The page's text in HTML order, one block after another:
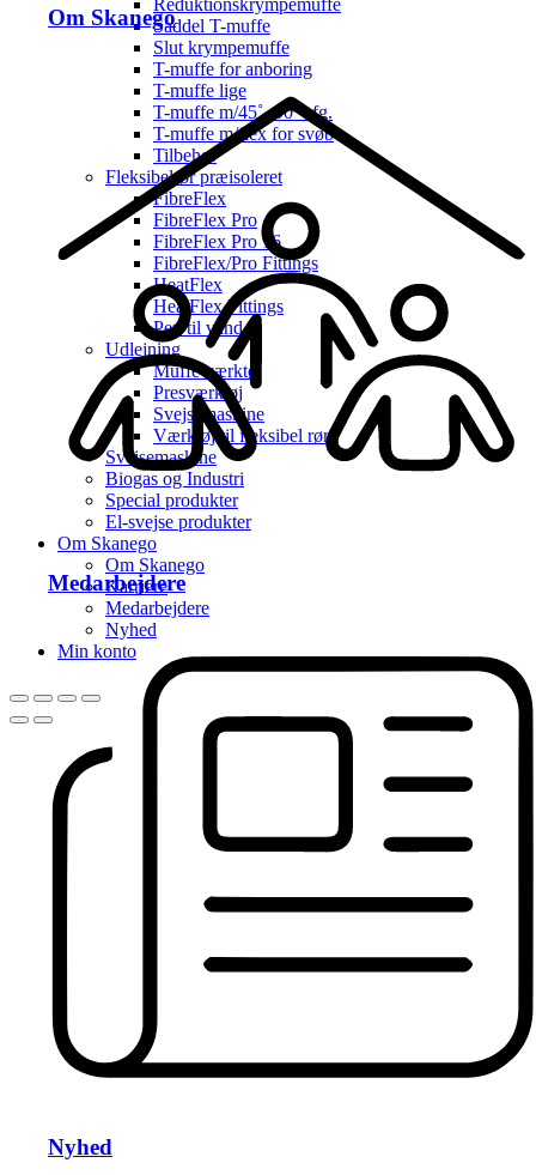
Om Skanego
Medarbejdere
Nyhed
Saddel T-muffe
Slut krympemuffe
T-muffe for anboring
T-muffe lige
T-muffe m/45˚- 90˚ afg.
T-muffe m/flex for svøb
Tilbehør
Fleksibelrør præisoleret
FibreFlex
FibreFlex Pro
FibreFlex Pro 16
FibreFlex/Pro Fittings
HeatFlex
HeatFlex Fittings
Pex til vand
Udlejning
Muffe værktøj
Presværktøj
Svejsemaskine
Værktøj til fleksibel rør
Svejsemaskine
Biogas og Industri
Special produkter
El-svejse produkter
Om Skanego
Om Skanego
Karriere
Medarbejdere
Nyhed
Min konto